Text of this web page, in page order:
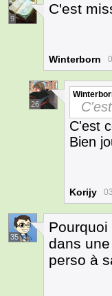
9
C'est
Winterborn
26
C'est
Bien
Korijy
35
dans
perso à